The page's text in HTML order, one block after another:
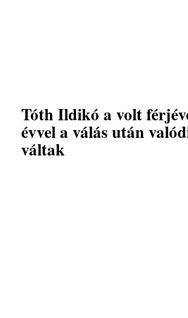
Tóth Ildikó a volt
évvel a válás után
váltak